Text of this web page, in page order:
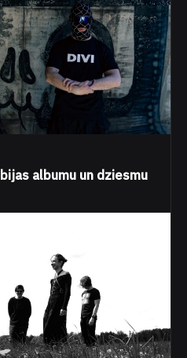
albumu un dziesmu